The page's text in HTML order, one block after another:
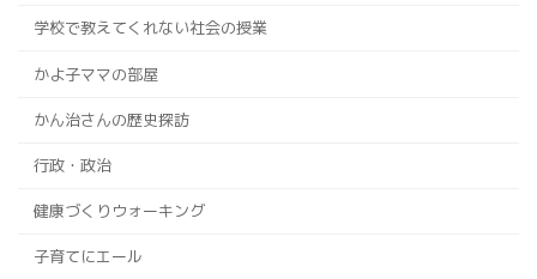
学校で教えてくれない社会の授業
かよ子ママの部屋
かん治さんの歴史探訪
行政・政治
健康づくりウォーキング
子育てにエール